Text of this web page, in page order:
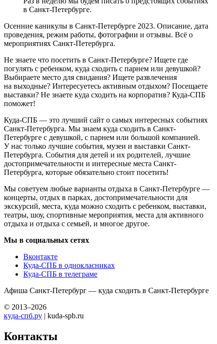
в Санкт-Петербурге.
Осенние каникулы в Санкт-Петербурге 2023. Описание, дата
проведения, режим работы, фотографии и отзывы. Всё о
мероприятиях Санкт-Петербурга.
Не знаете что посетить в Санкт-Петербурге? Ищете где
погулять с ребенком, куда сходить с парнем или девушкой?
Выбираете место для свидания? Ищете развлечения
на выходные? Интересуетесь активным отдыхом? Посещаете
выставки? Не знаете куда сходить на корпоратив? Куда-СПБ
поможет!
Куда-СПБ — это лучший сайт о самых интересных событиях
Санкт-Петербурга. Мы знаем куда сходить в Санкт-
Петербурге с девушкой, с парнем или большой компанией.
У нас только лучшие события, музеи и выставки Санкт-
Петербурга. События для детей и их родителей, лучшие
достопримечательности и интересные места Санкт-
Петербурга, которые обязательно стоит посетить!
Мы советуем любые варианты отдыха в Санкт-Петербурге —
концерты, отдых в парках, достопримечательности для
экскурсий, места, куда можно сходить с ребенком, выставки,
театры, шоу, спортивные мероприятия, места для активного
отдыха и отдыха с семьей, и многое другое.
Мы в социальных сетях
Вконтакте
Куда-СПБ в однокласниках
Куда-СПБ в телеграме
Афиша Санкт-Петербург — куда сходить в Санкт-Петербурге
© 2013–2026
куда-спб.ру | kuda-spb.ru
Контакты